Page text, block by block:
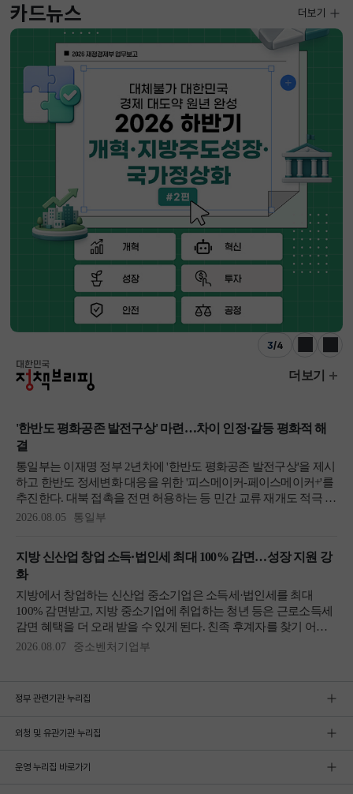
카드뉴스
3/4
이전 다음
더보기
정부 관련기관 누리집
외청 및 유관기관 누리집
운영 누리집 바로가기